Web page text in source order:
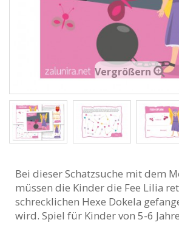
Vergrößern
Bei dieser Schatzsuche mit dem
müssen die Kinder die Fee Lilia
schrecklichen Hexe Dokela
wird. Spiel für Kinder von 5-6